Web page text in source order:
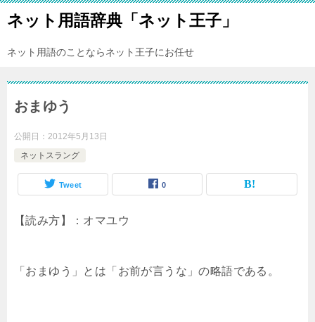
ネット用語辞典「ネット王子」
ネット用語のことならネット王子にお任せ
おまゆう
公開日： 2012年5月13日
ネットスラング
Tweet 0
【読み方】：オマユウ
「おまゆう」とは「お前が言うな」の略語である。